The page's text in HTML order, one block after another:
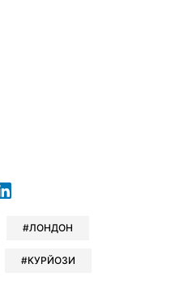
Facebook
у Xу Viber
у Whatsapp
у Messenger
відправити у LinkedIn
ЛОНДОН
КУРЙОЗИ